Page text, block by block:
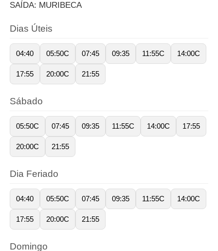
SAÍDA: MURIBECA
Dias Úteis
04:40 05:50C 07:45 09:35 11:55C 14:00C
17:55 20:00C 21:55
Sábado
05:50C 07:45 09:35 11:55C 14:00C 17:55
20:00C 21:55
Dia Feriado
04:40 05:50C 07:45 09:35 11:55C 14:00C
17:55 20:00C 21:55
Domingo